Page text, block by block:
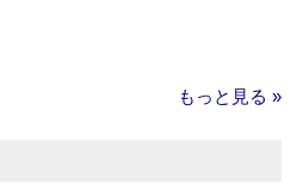
もっと見る »